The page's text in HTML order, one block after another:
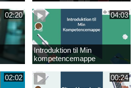
02:20 04:03
Introduktion til Min
kompetencemappe
02:02 00:24